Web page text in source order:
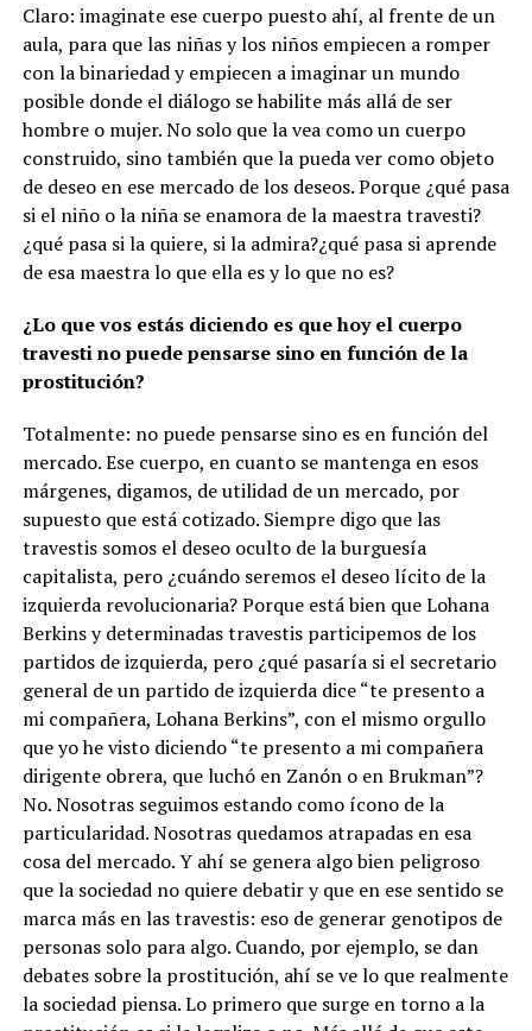
Claro: imaginate ese cuerpo puesto ahí, al frente de un
aula, para que las niñas y los niños empiecen a romper
con la binariedad y empiecen a imaginar un mundo
posible donde el diálogo se habilite más allá de ser
hombre o mujer. No solo que la vea como un cuerpo
construido, sino también que la pueda ver como objeto
de deseo en ese mercado de los deseos. Porque ¿qué pasa
si el niño o la niña se enamora de la maestra travesti?
¿qué pasa si la quiere, si la admira?¿qué pasa si aprende
de esa maestra lo que ella es y lo que no es?
¿Lo que vos estás diciendo es que hoy el cuerpo
travesti no puede pensarse sino en función de la
prostitución?
Totalmente: no puede pensarse sino es en función del
mercado. Ese cuerpo, en cuanto se mantenga en esos
márgenes, digamos, de utilidad de un mercado, por
supuesto que está cotizado. Siempre digo que las
travestis somos el deseo oculto de la burguesía
capitalista, pero ¿cuándo seremos el deseo lícito de la
izquierda revolucionaria? Porque está bien que Lohana
Berkins y determinadas travestis participemos de los
partidos de izquierda, pero ¿qué pasaría si el secretario
general de un partido de izquierda dice “te presento a
mi compañera, Lohana Berkins”, con el mismo orgullo
que yo he visto diciendo “te presento a mi compañera
dirigente obrera, que luchó en Zanón o en Brukman”?
No. Nosotras seguimos estando como ícono de la
particularidad. Nosotras quedamos atrapadas en esa
cosa del mercado. Y ahí se genera algo bien peligroso
que la sociedad no quiere debatir y que en ese sentido se
marca más en las travestis: eso de generar genotipos de
personas solo para algo. Cuando, por ejemplo, se dan
debates sobre la prostitución, ahí se ve lo que realmente
la sociedad piensa. Lo primero que surge en torno a la